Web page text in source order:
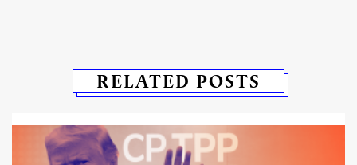
RELATED POSTS